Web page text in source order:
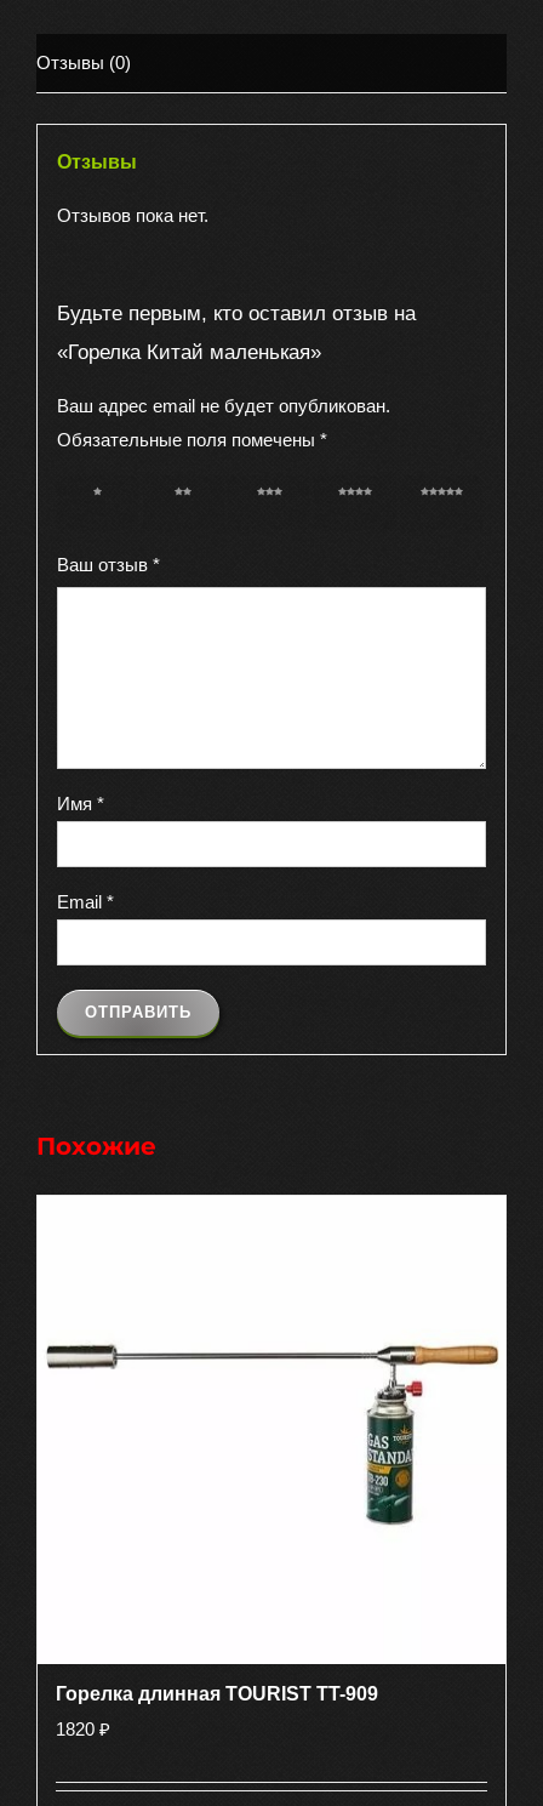
Отзывы (0)
Отзывы
Отзывов пока нет.
Будьте первым, кто оставил отзыв на
«Горелка Китай маленькая»
Ваш адрес email не будет опубликован.
Обязательные поля помечены *
1 из 5
2 из 5
3 из 5
4 из 5
5 из 5
Ваш отзыв *
Имя *
Email *
Похожие
Горелка длинная TOURIST TT-909
1820 ₽